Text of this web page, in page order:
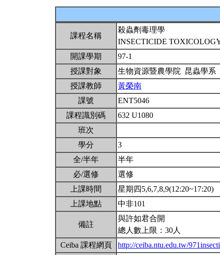
課程名稱
殺蟲劑毒理學
INSECTICIDE
開課學期
97-1
授課對象
生物資源暨農學院 昆蟲學系
授課教師
黃榮南
課號
ENT5046
課程識別碼
632 U1080
班次
學分
3
全/半年
半年
必/選修
選修
上課時間
星期四5,6,7,8,9(12:20~17:20)
上課地點
中非101
備註
與許如君合開
總人數上限：30人
Ceiba 課程網頁
http://ceiba.ntu.edu.tw/